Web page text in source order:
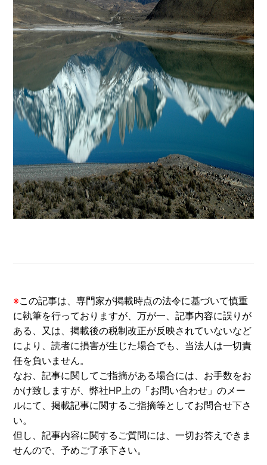
※この記事は、専門家が掲載時点の法令に基づいて慎重
に執筆を行っておりますが、万が一、記事内容に誤りが
ある、又は、掲載後の税制改正が反映されていないなど
により、読者に損害が生じた場合でも、当法人は一切責
任を負いません。
なお、記事に関してご指摘がある場合には、お手数をお
かけ致しますが、弊社HP上の「お問い合わせ」のメー
ルにて、掲載記事に関するご指摘等としてお問合せ下さ
い。
但し、記事内容に関するご質問には、一切お答えできま
せんので、予めご了承下さい。